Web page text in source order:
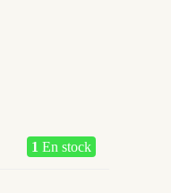
1 En stock